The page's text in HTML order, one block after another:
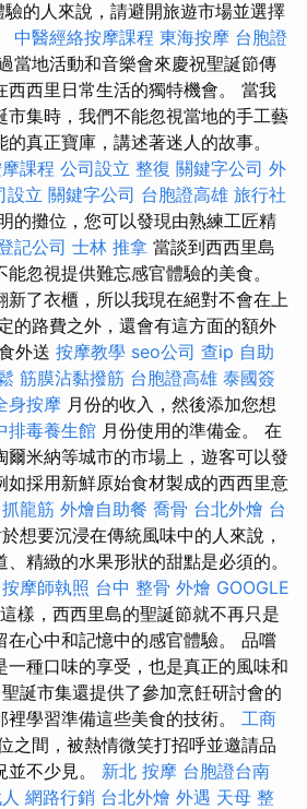
的人來說，請避開旅遊市場並選擇
中醫經絡按摩課程 東海按摩 台胞證
當地活動和音樂會來慶祝聖誕節傳
西西里日常生活的獨特機會。 當我
市集時，我們不能忽視當地的手工藝
真正寶庫，講述著迷人的故事。
課程 公司設立 整復 關鍵字公司 外
設立 關鍵字公司 台胞證高雄 旅行社
的攤位，您可以發現由熟練工匠精
記公司 士林 推拿 當談到西西里島
忽視提供難忘感官體驗的美食。
新了衣櫃，所以我現在絕對不會在上
的路費之外，還會有這方面的額外
外送 按摩教學 seo公司 查ip 自助
筋膜沾黏撥筋 台胞證高雄 泰國簽
身按摩 月份的收入，然後添加您想
排毒養生館 月份使用的準備金。 在
爾米納等城市的市場上，遊客可以發
如採用新鮮原始食材製成的西西里意
龍筋 外燴自助餐 喬骨 台北外燴 台
想要沉浸在傳統風味中的人來說，
精緻的水果形狀的甜點是必須的。
按摩師執照 台中 整骨 外燴 GOOGLE
這樣，西西里島的聖誕節就不再只是
在心中和記憶中的感官體驗。 品嚐
一種口味的享受，也是真正的風味和
聖誕市集還提供了參加烹飪研討會的
學習準備這些美食的技術。 工商
之間，被熱情微笑打招呼並邀請品
不少見。 新北 按摩 台胞證台南
網路行銷 台北外燴 外遇 天母 整